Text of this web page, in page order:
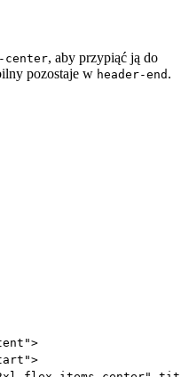
center, aby przypiąć ją do
pozostaje w header-end .
>
>